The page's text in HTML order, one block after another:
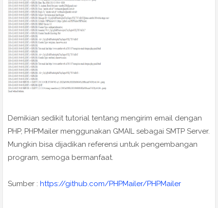
Demikian sedikit tutorial tentang mengirim email dengan
PHP, PHPMailer menggunakan GMAIL sebagai SMTP Server.
Mungkin bisa dijadikan referensi untuk pengembangan
program, semoga bermanfaat.
Sumber : https://github.com/PHPMailer/PHPMailer